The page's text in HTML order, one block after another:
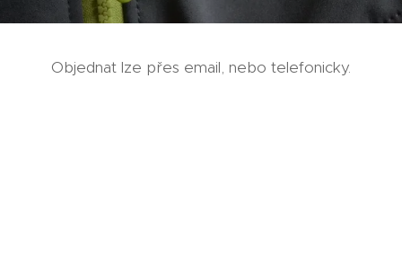
Objednat lze přes email, nebo telefonicky.